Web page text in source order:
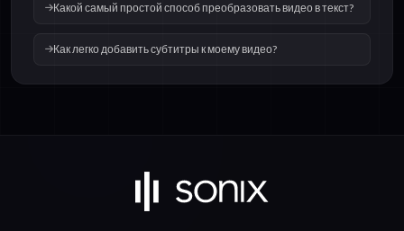
Какой самый простой способ преобразовать видео в текст?
Как легко добавить субтитры к моему видео?